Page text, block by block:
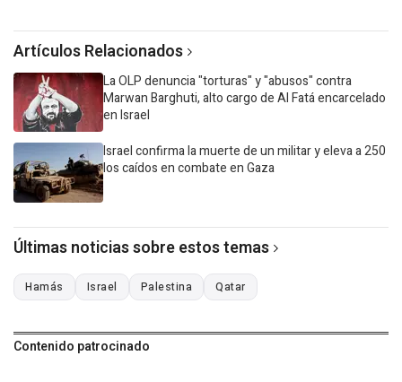
Artículos Relacionados
La OLP denuncia "torturas" y "abusos" contra
Marwan Barghuti, alto cargo de Al Fatá encarcelado
en Israel
Israel confirma la muerte de un militar y eleva a 250
los caídos en combate en Gaza
Últimas noticias sobre estos temas
Hamás Israel Palestina Qatar
Contenido patrocinado